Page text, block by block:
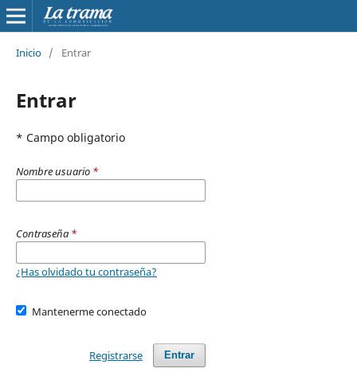
Inicio / Entrar
Entrar
* Campo obligatorio
Nombre usuario *
Contraseña *
¿Has olvidado tu contraseña?
Mantenerme conectado
Entrar
Registrarse